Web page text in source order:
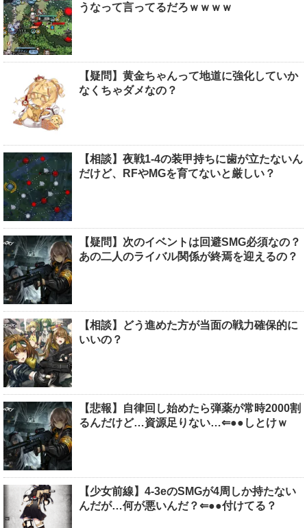
うなって言ってるだろｗｗｗｗ
【疑問】黄金ちゃんって地道に強化していか
なくちゃダメなの？
【相談】夜戦1-4の装甲持ちに歯が立たないん
だけど、RFやMGを育てないと厳しい？
【疑問】次のイベントは回避SMG必須なの？
あの二人のライバル関係が終焉を迎えるの？
【相談】どう進めた方が当面の戦力確保的に
いいの？
【悲報】自律回し始めたら弾薬が常時2000割
るんだけど…資源足りない…⇐●●しとけｗ
【少女前線】4-3eのSMGが4周しか持たない
んだが…何が悪いんだ？⇐●●付けてる？